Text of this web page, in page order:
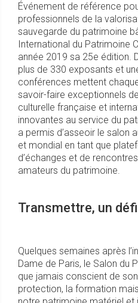
Événement de référence
professionnels de la
sauvegarde du patrimoine
International du Patrimoine
année 2019 sa 25e édition.
plus de 330 exposants et
conférences mettent
savoir-faire exceptionnels
culturelle française et
innovantes au service du
a permis d’asseoir le salon
et mondial en tant que
d’échanges et de
amateurs du patrimoine.
Transmettre, un défi
Quelques semaines après
Dame de Paris, le Salon du
que jamais conscient de
protection, la formation